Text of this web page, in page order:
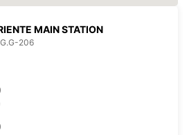
MAIN STATION
206